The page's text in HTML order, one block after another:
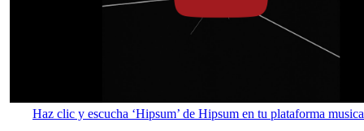
Haz clic y escucha ‘Hipsum’ de Hipsum en tu plataforma